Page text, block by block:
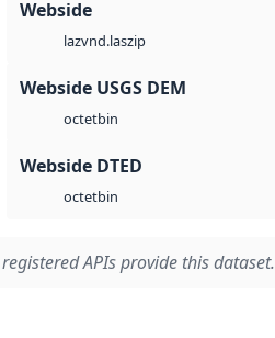
Webside
lazvnd.laszip
Webside USGS DEM
octetbin
Webside DTED
octetbin
APIs provide this dataset.